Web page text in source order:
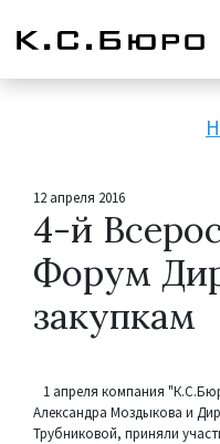
12 апреля 2016
4-й
Форум
закупкам
1 апреля компания
Александра Моздыкова и
Трубниковой, приняли